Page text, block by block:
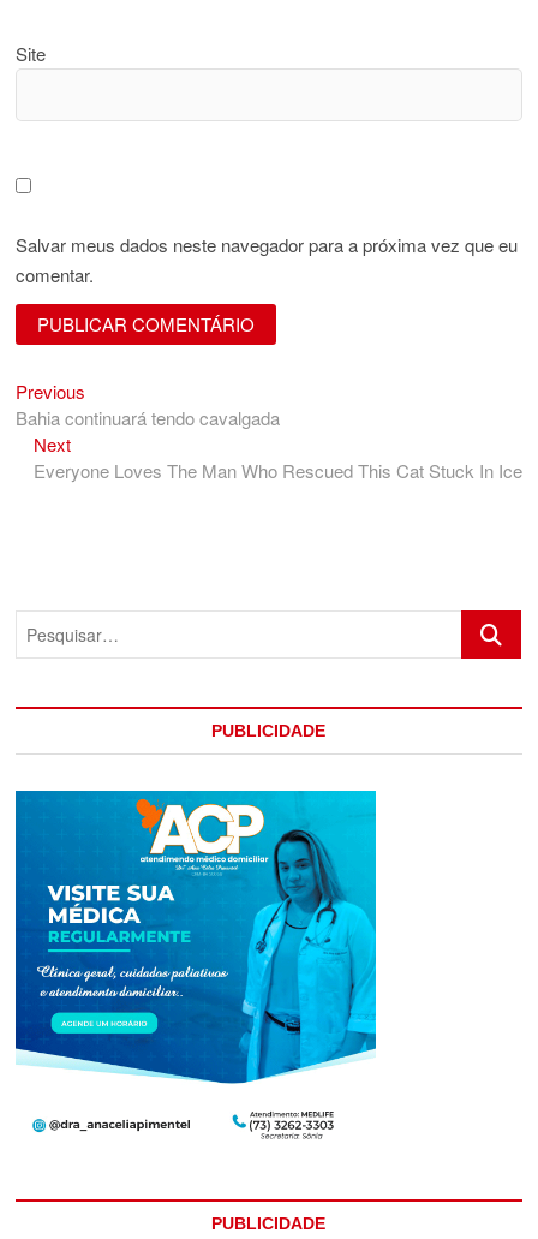
Site
Salvar meus dados neste navegador para a próxima vez que eu
comentar.
Navegação
de
Post
Previous
post:
Bahia continuará tendo cavalgada
NextNext
post:
Everyone Loves The Man Who Rescued This Cat Stuck In Ice
PUBLICIDADE
PUBLICIDADE